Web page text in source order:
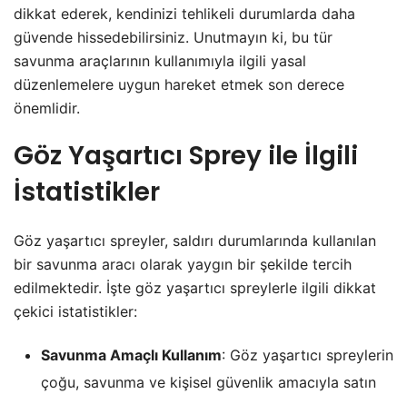
dikkat ederek, kendinizi tehlikeli durumlarda daha
güvende hissedebilirsiniz. Unutmayın ki, bu tür
savunma araçlarının kullanımıyla ilgili yasal
düzenlemelere uygun hareket etmek son derece
önemlidir.
Göz Yaşartıcı Sprey ile İlgili
İstatistikler
Göz yaşartıcı spreyler, saldırı durumlarında kullanılan
bir savunma aracı olarak yaygın bir şekilde tercih
edilmektedir. İşte göz yaşartıcı spreylerle ilgili dikkat
çekici istatistikler:
Savunma Amaçlı Kullanım: Göz yaşartıcı spreylerin
çoğu, savunma ve kişisel güvenlik amacıyla satın